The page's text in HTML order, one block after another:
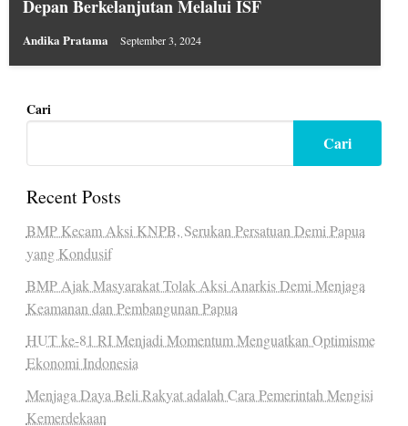
Depan Berkelanjutan Melalui ISF
Andika Pratama September 3, 2024
Cari
Cari
Recent Posts
BMP Kecam Aksi KNPB, Serukan Persatuan Demi Papua
yang Kondusif
BMP Ajak Masyarakat Tolak Aksi Anarkis Demi Menjaga
Keamanan dan Pembangunan Papua
HUT ke-81 RI Menjadi Momentum Menguatkan Optimisme
Ekonomi Indonesia
Menjaga Daya Beli Rakyat adalah Cara Pemerintah Mengisi
Kemerdekaan